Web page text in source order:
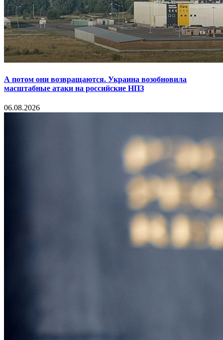
А потом они возвращаются. Украина возобновила
масштабные атаки на российские НПЗ
06.08.2026